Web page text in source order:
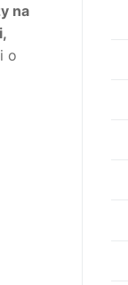
na
o